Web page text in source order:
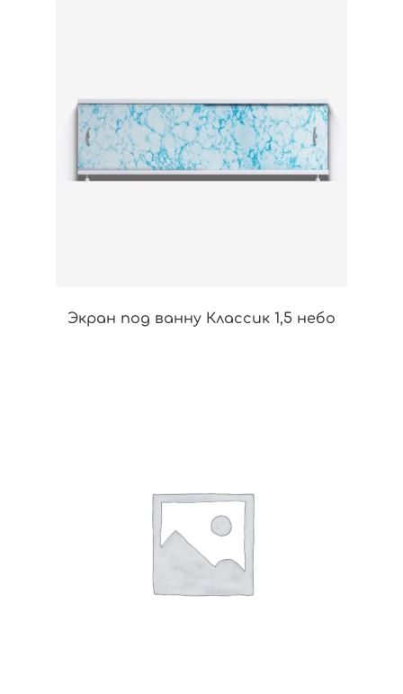
Экран под ванну Классик 1,5 небо